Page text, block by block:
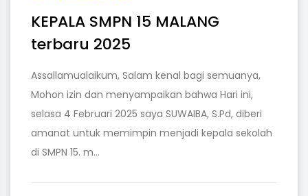
KEPALA SMPN 15 MALANG
terbaru 2025
Assallamualaikum, Salam kenal bagi semuanya,
Mohon izin dan menyampaikan bahwa Hari ini,
selasa 4 Februari 2025 saya SUWAIBA, S.Pd, diberi
amanat untuk memimpin menjadi kepala sekolah
di SMPN 15. m...